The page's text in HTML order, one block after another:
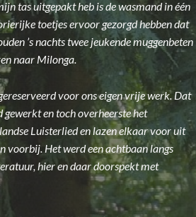
tas uitgepakt heb is de wasmand in één
toetjes ervoor gezorgd hebben dat
’s nachts twee jeukende muggenbeten
naar Milonga.
voor ons eigen vrije werk. Dat
gewerkt en toch overheerste het
Luisterlied en lazen elkaar voor uit
voorbij. Het werd een achtbaan langs
hier en daar doorspekt met